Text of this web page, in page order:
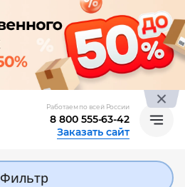
Работаем по всей России
8 800 555-63-42
Заказать сайт
Фильтр